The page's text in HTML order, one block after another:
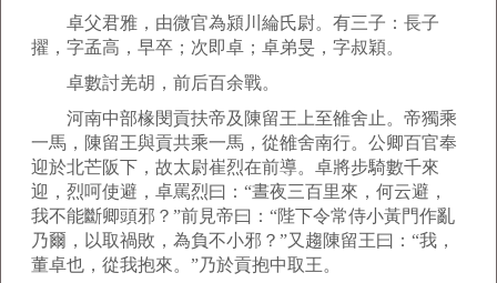
卓父君雅，由微官為潁川綸氏尉。有三子：長子
擢，字孟高，早卒；次即卓；卓弟旻，字叔穎。
卓數討羌胡，前后百余戰。
河南中部椽閔貢扶帝及陳留王上至雒舍止。帝獨乘
一馬，陳留王與貢共乘一馬，從雒舍南行。公卿百官奉
迎於北芒阪下，故太尉崔烈在前導。卓將步騎數千來
迎，烈呵使避，卓罵烈曰：“晝夜三百里來，何云避，
我不能斷卿頭邪？”前見帝曰：“陛下令常侍小黃門作亂
乃爾，以取禍敗，為負不小邪？”又趨陳留王曰：“我，
董卓也，從我抱來。”乃於貢抱中取王。